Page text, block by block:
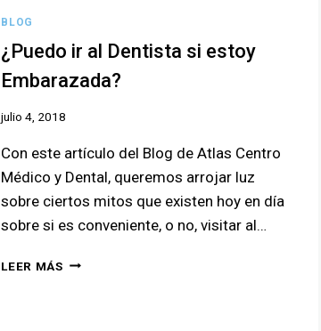
BLOG
¿Puedo ir al Dentista si estoy
Embarazada?
julio 4, 2018
Con este artículo del Blog de Atlas Centro
Médico y Dental, queremos arrojar luz
sobre ciertos mitos que existen hoy en día
sobre si es conveniente, o no, visitar al…
LEER MÁS